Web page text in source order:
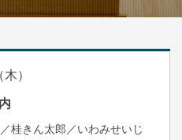
木）
桂きん太郎／いわみせいじ